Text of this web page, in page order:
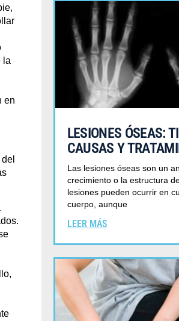
CAUSAS,
la
en
LESIONES ÓSEAS:
CAUSAS Y
Las lesiones óseas son un
crecimiento o la estructura
lesiones pueden ocurrir en
cuerpo, aunque
LEER MÁS